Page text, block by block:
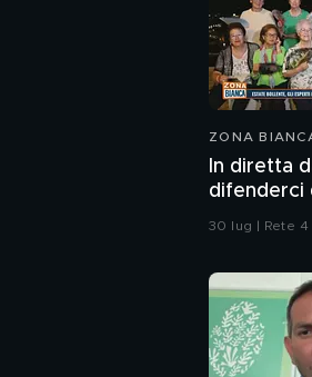
ZONA
In diretta
difenderci
abbiamo
30 lug | Rete 4